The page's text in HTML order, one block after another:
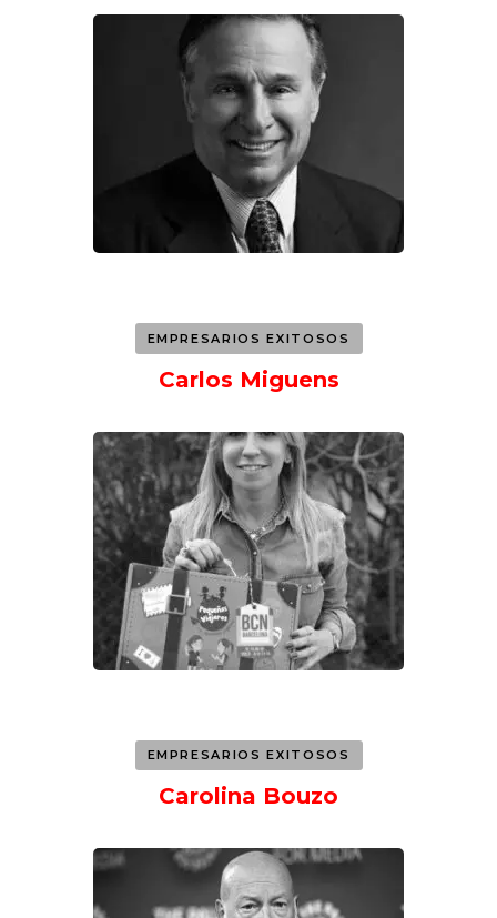
EMPRESARIOS EXITOSOS
Carlos Miguens
EMPRESARIOS EXITOSOS
Carolina Bouzo